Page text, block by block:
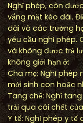
Nghỉ phép, còn
vắng mặt kéo dài.
dài và các trường
yêu cầu nghỉ phép.
và không được trả
không giới hạn ở:
Cha mẹ: Nghỉ phép
mới sinh con hoặc
Tang chế: Nghỉ
trải qua cái chết
Y tế: Nghỉ phép y